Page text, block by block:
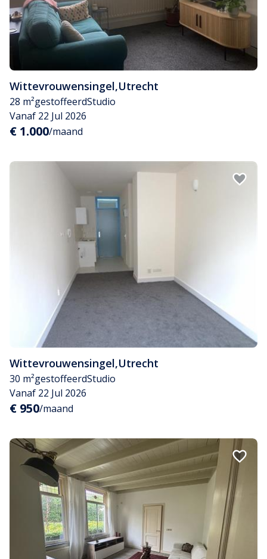
Wittevrouwensingel,Utrecht
28 m²gestoffeerdStudio
Vanaf 22 Jul 2026
€ 1.000/maand
Wittevrouwensingel,Utrecht
30 m²gestoffeerdStudio
Vanaf 22 Jul 2026
€ 950/maand